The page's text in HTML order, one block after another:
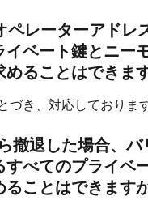
ペレーターアドレ
イベート鍵とニー
ることはできま
づき、対応しております
撤退した場合、バ
すべてのプライベ
ことはできます